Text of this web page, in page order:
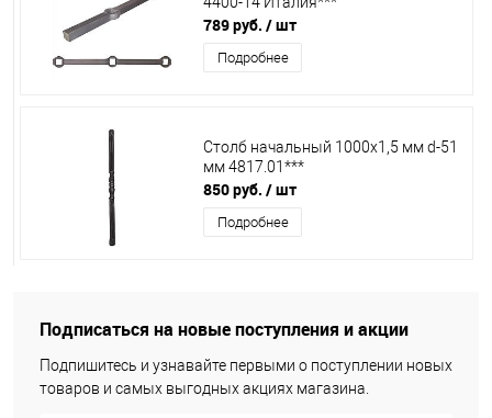
789 руб. / шт
Подробнее
Столб начальный 1000х1,5 мм d-51
мм 4817.01***
850 руб. / шт
Подробнее
Подписаться на новые поступления и акции
Подпишитесь и узнавайте первыми о поступлении новых
товаров и самых выгодных акциях магазина.